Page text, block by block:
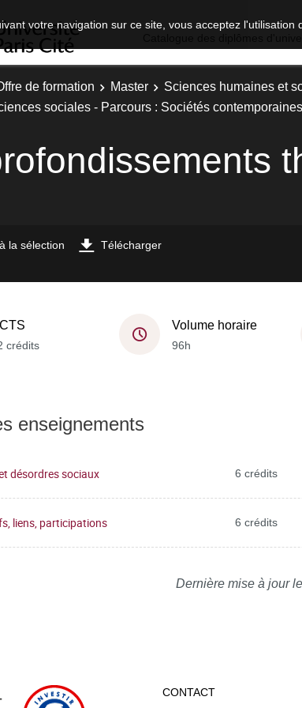
votre navigation sur ce site, vous acceptez
de formation Master Sciences humaines et
sociales - Parcours : Sociétés
la sélection Télécharger
crédits
Volume horaire
96h
enseignements
désordres sociaux 6 crédits
liens, participations 6 crédits
Dernière mise à jour
CONTACT